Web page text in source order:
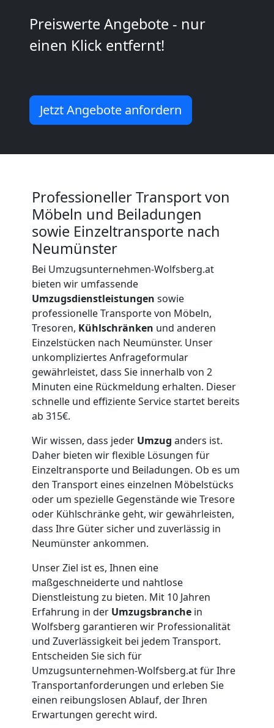
Preiswerte Angebote - nur
einen Klick entfernt!
Jetzt Angebote anfordern
Professioneller Transport von
Möbeln und Beiladungen
sowie Einzeltransporte nach
Neumünster
Bei Umzugsunternehmen-Wolfsberg.at
bieten wir umfassende
Umzugsdienstleistungen sowie
professionelle Transporte von Möbeln,
Tresoren, Kühlschränken und anderen
Einzelstücken nach Neumünster. Unser
unkompliziertes Anfrageformular
gewährleistet, dass Sie innerhalb von 2
Minuten eine Rückmeldung erhalten. Dieser
schnelle und effiziente Service startet bereits
ab 315€.
Wir wissen, dass jeder Umzug anders ist.
Daher bieten wir flexible Lösungen für
Einzeltransporte und Beiladungen. Ob es um
den Transport eines einzelnen Möbelstücks
oder um spezielle Gegenstände wie Tresore
oder Kühlschränke geht, wir gewährleisten,
dass Ihre Güter sicher und zuverlässig in
Neumünster ankommen.
Unser Ziel ist es, Ihnen eine
maßgeschneiderte und nahtlose
Dienstleistung zu bieten. Mit 10 Jahren
Erfahrung in der Umzugsbranche in
Wolfsberg garantieren wir Professionalität
und Zuverlässigkeit bei jedem Transport.
Entscheiden Sie sich für
Umzugsunternehmen-Wolfsberg.at für Ihre
Transportanforderungen und erleben Sie
einen reibungslosen Ablauf, der Ihren
Erwartungen gerecht wird.
Kleiner
Umzug
Küchenumzug
Wolfsberg
Umzug
und
Lagerung
Wolfsberg
Full-
Service-
Umzug
Wolfsberg
Qualitäts-
Umzüge
Wolfsberg
Vereinsumzug
Wolfsberg
Anfrage
Möbeltransport